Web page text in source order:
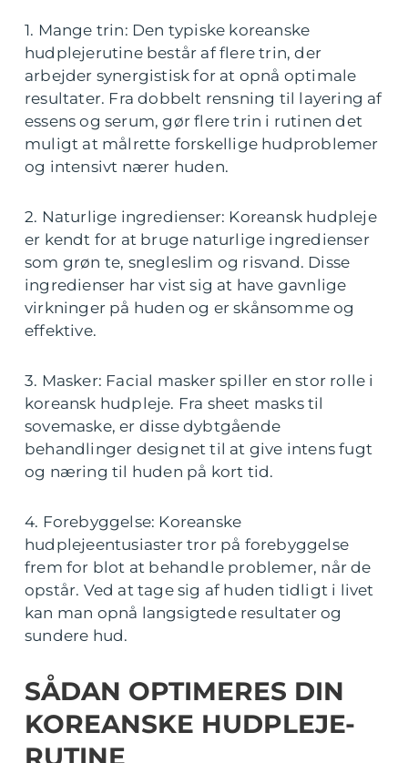
1. Mange trin: Den typiske koreanske
hudplejerutine består af flere trin, der
arbejder synergistisk for at opnå optimale
resultater. Fra dobbelt rensning til layering af
essens og serum, gør flere trin i rutinen det
muligt at målrette forskellige hudproblemer
og intensivt nærer huden.
2. Naturlige ingredienser: Koreansk hudpleje
er kendt for at bruge naturlige ingredienser
som grøn te, snegleslim og risvand. Disse
ingredienser har vist sig at have gavnlige
virkninger på huden og er skånsomme og
effektive.
3. Masker: Facial masker spiller en stor rolle i
koreansk hudpleje. Fra sheet masks til
sovemaske, er disse dybtgående
behandlinger designet til at give intens fugt
og næring til huden på kort tid.
4. Forebyggelse: Koreanske
hudplejeentusiaster tror på forebyggelse
frem for blot at behandle problemer, når de
opstår. Ved at tage sig af huden tidligt i livet
kan man opnå langsigtede resultater og
sundere hud.
SÅDAN OPTIMERES DIN
KOREANSKE HUDPLEJE-
RUTINE